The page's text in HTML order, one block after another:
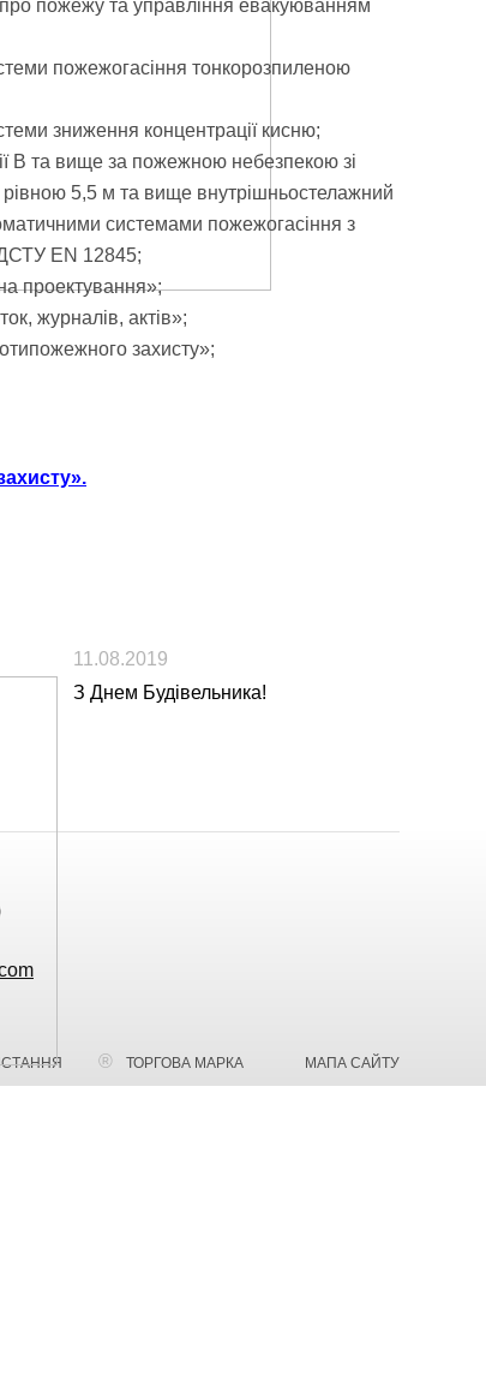
пожежу та управління евакуюванням
пожежогасіння тонкорозпиленою
зниження концентрації кисню;
В та вище за пожежною небезпекою зі
5,5 м та вище внутрішньостелажний
системами пожежогасіння з
EN 12845;
проектування»;
журналів, актів»;
захисту»;
11.08.2019
З Днем Будівельника!
ТОРГОВА МАРКА МАПА САЙТУ